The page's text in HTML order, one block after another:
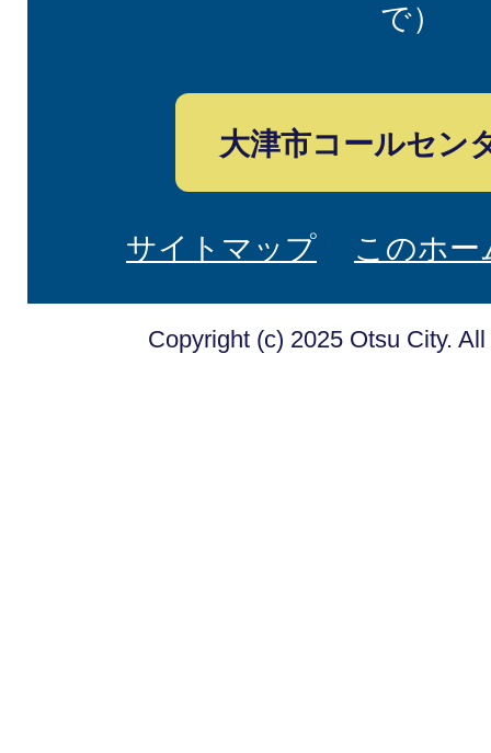
で）
大津市コールセン
サイトマップ このホ
Copyright (c) 2025 Otsu City.